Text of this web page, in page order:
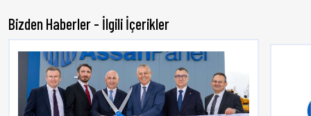
Bizden Haberler - İlgili İçerikler